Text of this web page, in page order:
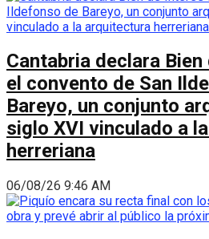
Cantabria declara
el convento de San
Bareyo, un conjunto
siglo XVI vinculado a
herreriana
06/08/26 9:46 AM